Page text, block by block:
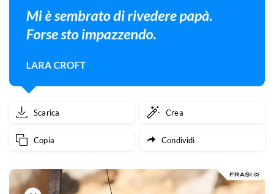
Scarica Crea
Copia Condividi